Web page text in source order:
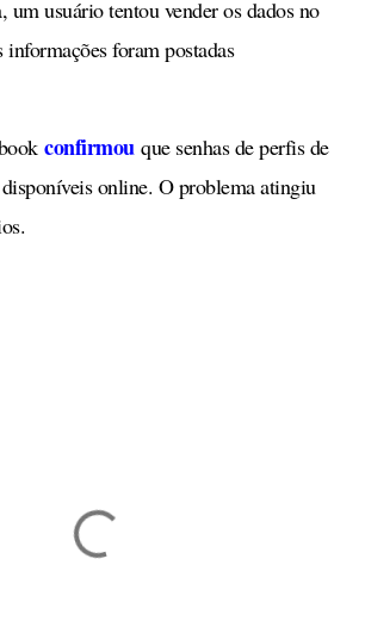
um usuário tentou vender os dados no
foram postadas
confirmouque senhas de perfis de
online. O problema atingiu